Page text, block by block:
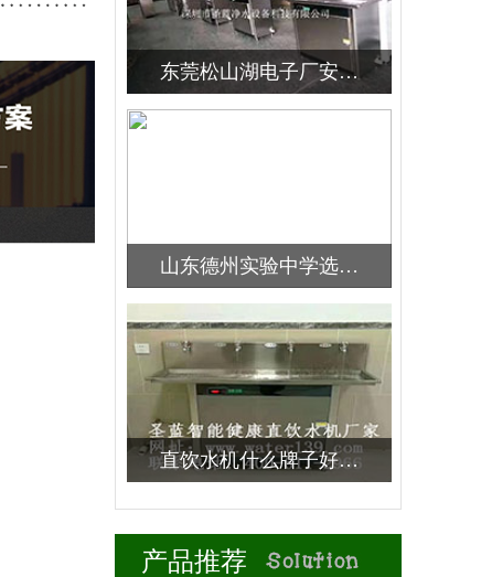
东莞松山湖电子厂安…
山东德州实验中学选…
直饮水机什么牌子好…
产品推荐
商用净水专题